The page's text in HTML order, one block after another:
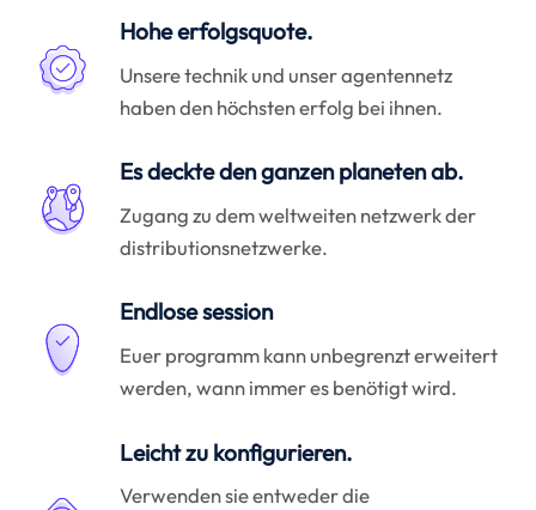
Hohe erfolgsquote.
Unsere technik und unser agentennetz
haben den höchsten erfolg bei ihnen.
Es deckte den ganzen planeten ab.
Zugang zu dem weltweiten netzwerk der
distributionsnetzwerke.
Endlose session
Euer programm kann unbegrenzt erweitert
werden, wann immer es benötigt wird.
Leicht zu konfigurieren.
Verwenden sie entweder die